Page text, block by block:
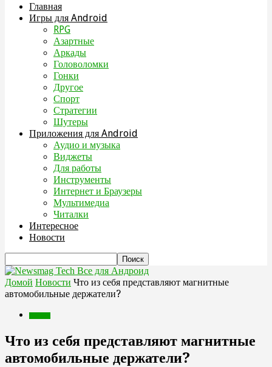
Главная
Игры для Android
RPG
Азартные
Аркады
Головоломки
Гонки
Другое
Спорт
Стратегии
Шутеры
Приложения для Android
Аудио и музыка
Виджеты
Для работы
Инструменты
Интернет и Браузеры
Мультимедиа
Читалки
Интересное
Новости
Все для Андроид
Домой Новости Что из себя представляют магнитные
автомобильные держатели?
Что из себя представляют магнитные
автомобильные держатели?